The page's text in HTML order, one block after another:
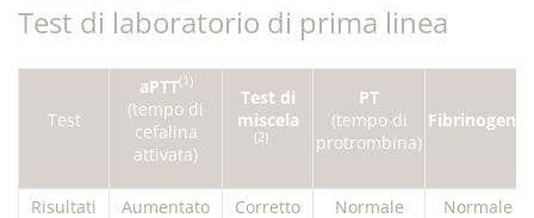
Test di laboratorio di prima linea
Test
aPTT(1)
(tempo di
cefalina
attivata)
Test di
miscela
(2)
PT
(tempo di
protrombina)
Fibrinogeno
Risultati Aumentato Corretto Normale Normale